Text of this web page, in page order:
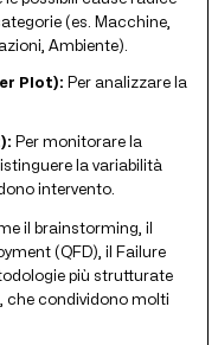
(es. Macchine,
Ambiente).
Plot): Per analizzare la
Per monitorare la
la variabilità
intervento.
il brainstorming, il
(QFD), il Failure
più strutturate
che condividono molti